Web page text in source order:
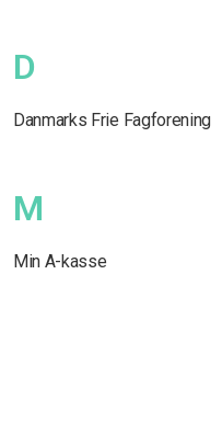
D
Danmarks Frie Fagforening
M
Min A-kasse